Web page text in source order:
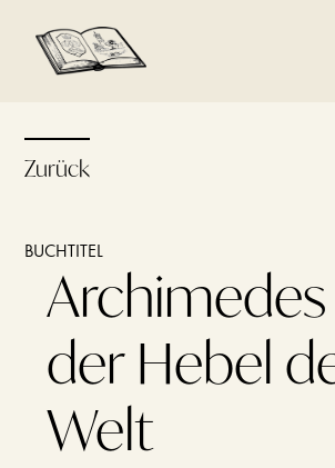
Zurück
BUCHTITEL
der Hebel
Welt